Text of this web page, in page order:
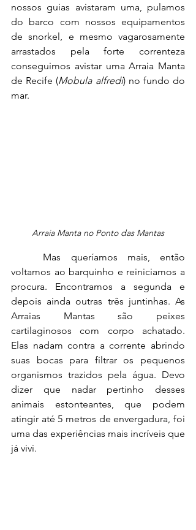
nossos guias avistaram uma, pulamos
do barco com nossos equipamentos
de snorkel, e mesmo vagarosamente
arrastados pela forte correnteza
conseguimos avistar uma Arraia Manta
de Recife (Mobula alfredi) no fundo do
mar.
Arraia Manta no Ponto das Mantas
voltamos ao barquinho e reiniciamos a
procura. Encontramos a segunda e
depois ainda outras três juntinhas. As
Arraias Mantas são peixes
cartilaginosos com corpo achatado.
Elas nadam contra a corrente abrindo
suas bocas para filtrar os pequenos
organismos trazidos pela água. Devo
dizer que nadar pertinho desses
animais estonteantes, que podem
atingir até 5 metros de envergadura, foi
uma das experiências mais incríveis que
já vivi.